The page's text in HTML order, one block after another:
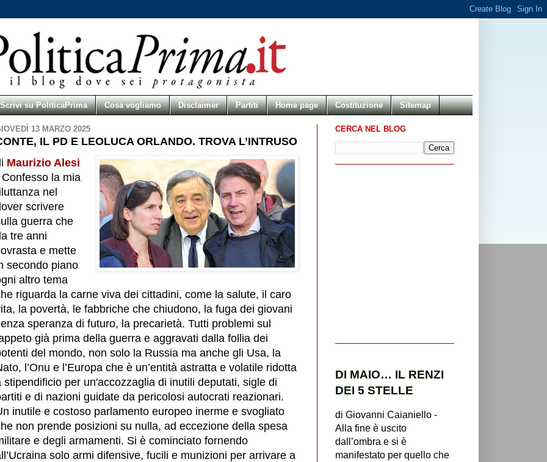
Scrivi su PoliticaPrima Cosa vogliamo Disclaimer Partiti Home page Costituzione Sitemap
13 MARZO 2025
IL PD E LEOLUCA ORLANDO. TROVA L’INTRUSO
Maurizio Alesi
la mia
nel
scrivere
guerra che
tre anni
e mette
secondo piano
altro tema
riguarda la carne viva dei cittadini, come la salute, il caro
la povertà, le fabbriche che chiudono, la fuga dei giovani
speranza di futuro, la precarietà. Tutti problemi sul
già prima della guerra e aggravati dalla follia dei
del mondo, non solo la Russia ma anche gli Usa, la
l’Onu e l’Europa che è un’entità astratta e volatile ridotta
stipendificio per un'accozzaglia di inutili deputati, sigle di
e di nazioni guidate da pericolosi autocrati reazionari.
inutile e costoso parlamento europeo inerme e svogliato
non prende posizioni su nulla, ad eccezione della spesa
e degli armamenti. Si è cominciato fornendo
solo armi difensive, fucili e munizioni per arrivare a
CERCA NEL BLOG
DI MAIO… IL RENZI
DEI 5 STELLE
di Giovanni Caianiello -
Alla fine è uscito
dall’ombra e si è
manifestato per quello che